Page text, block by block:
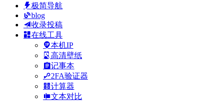
极简导航
blog
收录投稿
在线工具
本机IP
高清壁纸
记事本
2FA验证器
计算器
文本对比